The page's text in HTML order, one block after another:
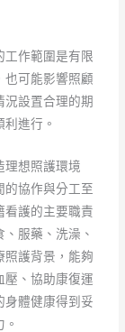
工作範圍是有限
也可能影響照顧
設置合理的期
進行。
理想照護環境
的協作與分工至
看護的主要職責
服藥、洗澡、
照護背景，能夠
壓、協助康復運
身體健康得到妥